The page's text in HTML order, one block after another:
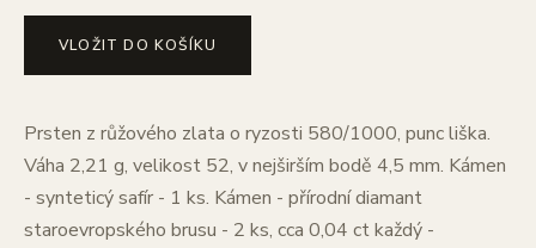
VLOŽIT DO KOŠÍKU
Prsten z růžového zlata o ryzosti 580/1000, punc liška.
Váha 2,21 g, velikost 52, v nejširším bodě 4,5 mm. Kámen
- synteticý safír - 1 ks. Kámen - přírodní diamant
staroevropského brusu - 2 ks, cca 0,04 ct každý -